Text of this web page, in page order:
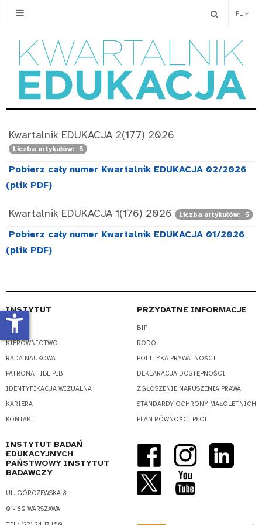
PL
Kwartalnik EDUKACJA 2(177) 2026
Liczba artykułów: 5
Pobierz cały numer Kwartalnik EDUKACJA 02/2026
(plik PDF)
Kwartalnik EDUKACJA 1(176) 2026 Liczba artykułów: 5
Pobierz cały numer Kwartalnik EDUKACJA 01/2026
(plik PDF)
INSTYTUT
O NAS
KIEROWNICTWO
RADA NAUKOWA
PATRONAT IBE PIB
IDENTYFIKACJA WIZUALNA
KARIERA
KONTAKT
PRZYDATNE INFORMACJE
BIP
RODO
POLITYKA PRYWATNOŚCI
DEKLARACJA DOSTĘPNOŚCI
ZGŁOSZENIE NARUSZENIA PRAWA
STANDARDY OCHRONY MAŁOLETNICH
PLAN RÓWNOŚCI PŁCI
INSTYTUT BADAŃ
EDUKACYJNYCH
PAŃSTWOWY INSTYTUT
BADAWCZY
UL. GÓRCZEWSKA 8
01-180 WARSZAWA
accessibility_new